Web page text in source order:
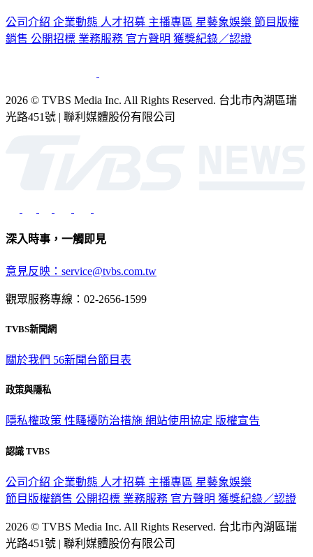
公司介紹 企業動態 人才招募 主播專區 星藝象娛樂 節目版權
銷售 公開招標 業務服務 官方聲明 獲獎紀錄／認證
2026 © TVBS Media Inc. All Rights Reserved. 台北市內湖區瑞
光路451號 | 聯利媒體股份有限公司
深入時事，一觸即見
意見反映：service@tvbs.com.tw
觀眾服務專線：02-2656-1599
TVBS新聞網
關於我們 56新聞台節目表
政策與隱私
隱私權政策 性騷擾防治措施 網站使用協定 版權宣告
認識 TVBS
公司介紹 企業動態 人才招募 主播專區 星藝象娛樂
節目版權銷售 公開招標 業務服務 官方聲明 獲獎紀錄／認證
2026 © TVBS Media Inc. All Rights Reserved. 台北市內湖區瑞
光路451號 | 聯利媒體股份有限公司